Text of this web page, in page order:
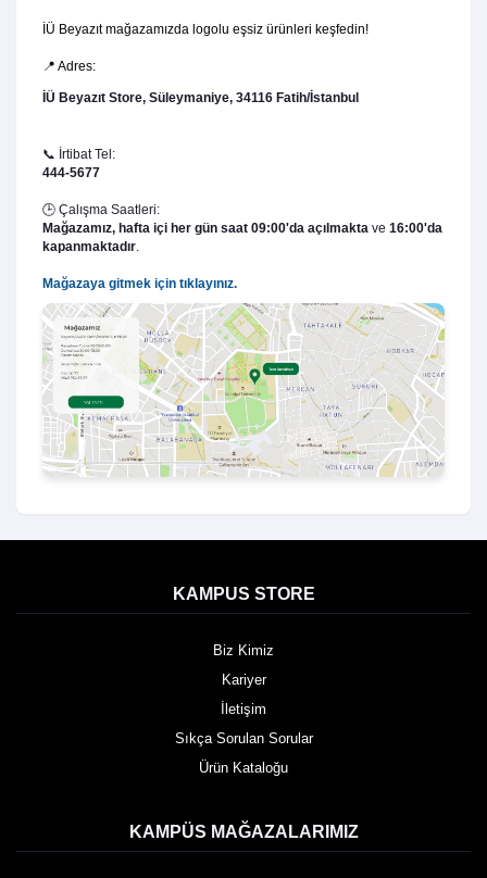
İÜ Beyazıt mağazamızda logolu eşsiz ürünleri keşfedin!
📍 Adres:
İÜ Beyazıt Store, Süleymaniye, 34116 Fatih/İstanbul
📞 İrtibat Tel:
444-5677
🕒 Çalışma Saatleri:
Mağazamız, hafta içi her gün saat 09:00'da açılmakta ve 16:00'da
kapanmaktadır.
Mağazaya gitmek için tıklayınız.
KAMPUS STORE
Biz Kimiz
Kariyer
İletişim
Sıkça Sorulan Sorular
Ürün Kataloğu
KAMPÜS MAĞAZALARIMIZ